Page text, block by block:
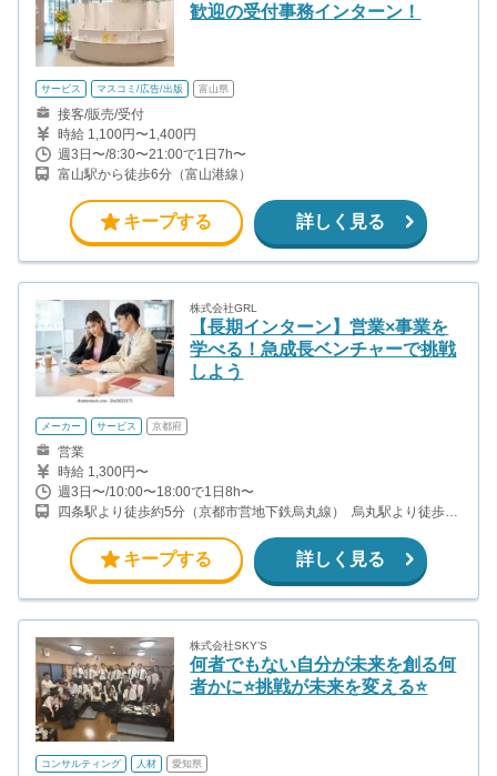
歓迎の受付事務インターン！
サービス マスコミ/広告/出版 富山県
接客/販売/受付
時給 1,100円〜1,400円
週3日〜/8:30〜21:00で1日7h〜
富山駅から徒歩6分（富山港線）
キープする 詳しく見る
株式会社GRL
【長期インターン】営業×事業を
学べる！急成長ベンチャーで挑戦
しよう
メーカー サービス 京都府
営業
時給 1,300円〜
週3日〜/10:00〜18:00で1日8h〜
四条駅より徒歩約5分（京都市営地下鉄烏丸線） ￼ 烏丸駅より徒歩約
線）
キープする 詳しく見る
株式会社SKY’S
何者でもない自分が未来を創る何
者かに⭐️挑戦が未来を変える⭐️
コンサルティング 人材 愛知県